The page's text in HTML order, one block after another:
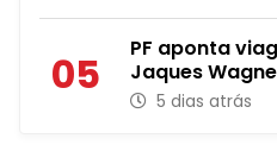
05
PF aponta
Jaques
5 dias atrás